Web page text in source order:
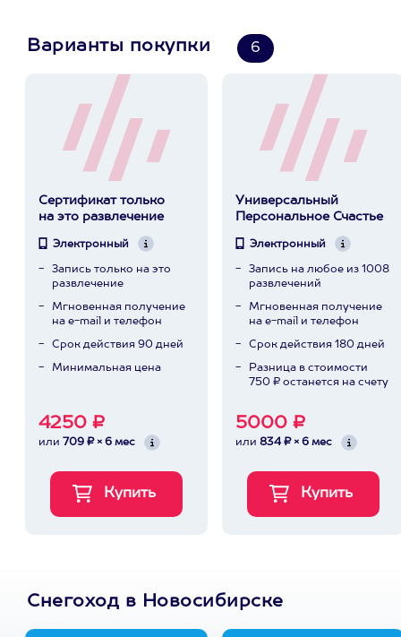
Варианты покупки 6
Сертификат только
на это развлечение
Электронный
Запись только на это
развлечение
Мгновенная получение
на e-mail и телефон
Срок действия 90 дней
Минимальная цена
4250 ₽
или 709 ₽ × 6 мес
Универсальный
Персональное Счастье
Электронный
Запись на любое из 1008
развлечений
Мгновенная получение
на e-mail и телефон
Срок действия 180 дней
Разница в стоимости
750 ₽ останется на счету
5000 ₽
или 834 ₽ × 6 мес
Снегоход в Новосибирске